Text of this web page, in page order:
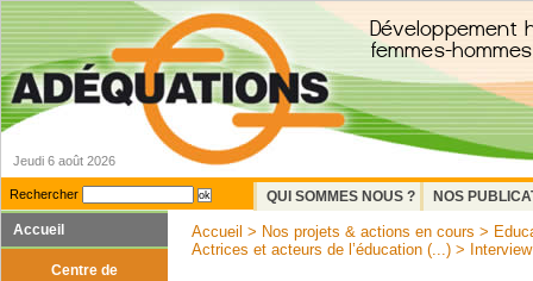
Jeudi 6 août 2026
Rechercher QUI SOMMES NOUS ?
NOS
Accueil
Centre de
Accueil > Nos projets & actions en cours >
Actrices et acteurs de l’éducation (...) >